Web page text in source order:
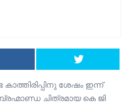
ശേഷം ഇന്ന്
ചിത്രമായ കെ ജി